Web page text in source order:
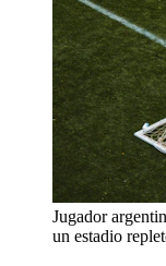
Jugador
un estadio